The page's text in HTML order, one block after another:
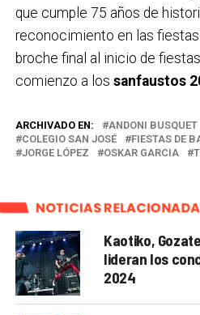
que cumple 75 años de
reconocimiento en las fiestas
broche final al inicio de
comienzo a los sanfaustos
ARCHIVADO EN: ANDONI BUSQUET
COLEGIO SAN JOSÉ
FIESTAS DE
JORGE LÓPEZ
OSKAR GARCIA
NOTICIAS
Kaotiko,
lideran los
2024